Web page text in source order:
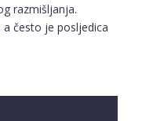
razmišljanja.
a često je posljedica
poruke